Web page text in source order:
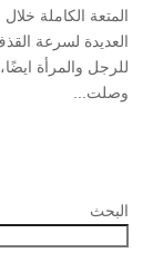
المتعة الكاملة
العديدة لسرعة
للرجل والمرأة
وصلت...
البحث